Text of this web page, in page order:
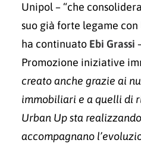
Unipol – “che
suo già forte legame con
ha continuato Ebi Grassi
Promozione iniziative
creato anche grazie ai
immobiliari e a quelli di
Urban Up sta
accompagnano